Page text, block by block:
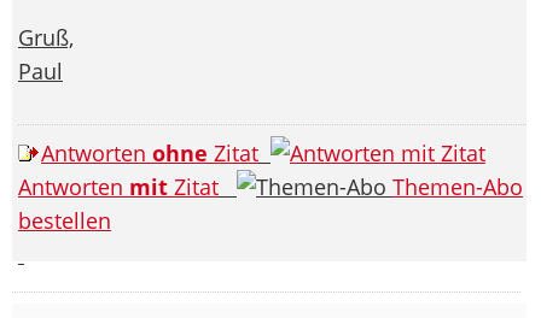
Gruß,
Paul
Antworten ohne Zitat
Antworten mit Zitat
Themen-Abo
bestellen